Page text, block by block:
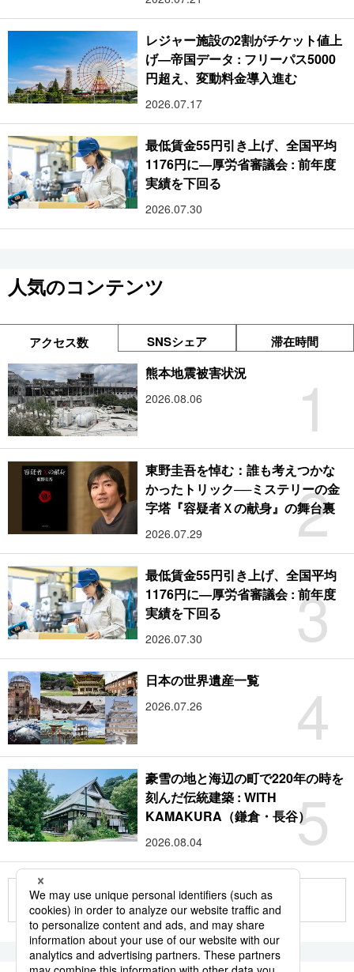
レジャー施設の2割がチケット値上
げ―帝国データ : フリーパス5000
円超え、変動料金導入進む
2026.07.17
最低賃金55円引き上げ、全国平均
1176円に―厚労省審議会 : 前年度
実績を下回る
2026.07.30
人気のコンテンツ
アクセス数 SNSシェア 滞在時間
1
熊本地震被害状況
2026.08.06
2
東野圭吾を悼む：誰も考えつかな
かったトリック──ミステリーの金
字塔『容疑者Ｘの献身』の舞台裏
2026.07.29
3
最低賃金55円引き上げ、全国平均
1176円に―厚労省審議会 : 前年度
実績を下回る
2026.07.30
4
日本の世界遺産一覧
2026.07.26
5
豪雪の地と海辺の町で220年の時を
刻んだ伝統建築 : WITH
KAMAKURA（鎌倉・長谷）
2026.08.04
もっと見る